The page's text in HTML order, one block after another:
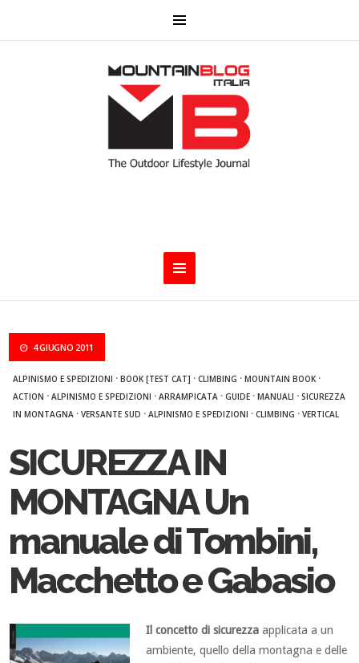
4 GIUGNO 2011
ALPINISMO E SPEDIZIONI ·BOOK [TEST CAT] ·CLIMBING ·MOUNTAIN BOOK ·
ACTION ·ALPINISMO E SPEDIZIONI ·ARRAMPICATA ·GUIDE ·MANUALI ·SICUREZZA
IN MONTAGNA ·VERSANTE SUD ·ALPINISMO E SPEDIZIONI ·CLIMBING ·VERTICAL
SICUREZZA IN
MONTAGNA Un
manuale di Tombini,
Macchetto e Gabasio
Il concetto di sicurezza applicata a un
ambiente, quello della montagna e delle